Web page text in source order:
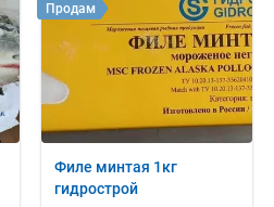
Филе минтая 1кг
гидрострой
Продам